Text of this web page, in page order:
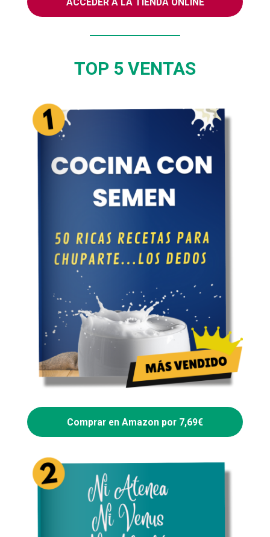
TOP 5 VENTAS
Comprar en Amazon por 7,69€